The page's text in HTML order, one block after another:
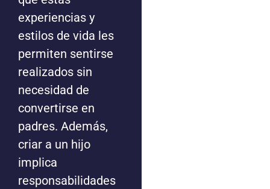
experiencias y
estilos de vida les
permiten sentirse
realizados sin
necesidad de
convertirse en
padres. Además,
criar a un hijo
implica
responsabilidades